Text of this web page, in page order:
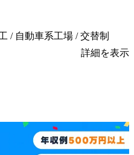
/ 自動車系工場 / 交替制
詳細を表示